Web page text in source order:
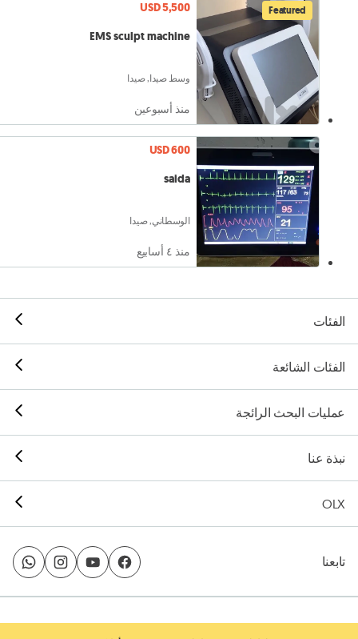
Featured
USD 5,500
EMS sculpt machine
وسط صيدا, صيدا
منذ أسبوعين
USD 600
saida
الوسطاني, صيدا
منذ ٤ أسابيع
الفئات
الفئات الشائعة
عمليات البحث الرائجة
نبذة عنا
OLX
تابعنا